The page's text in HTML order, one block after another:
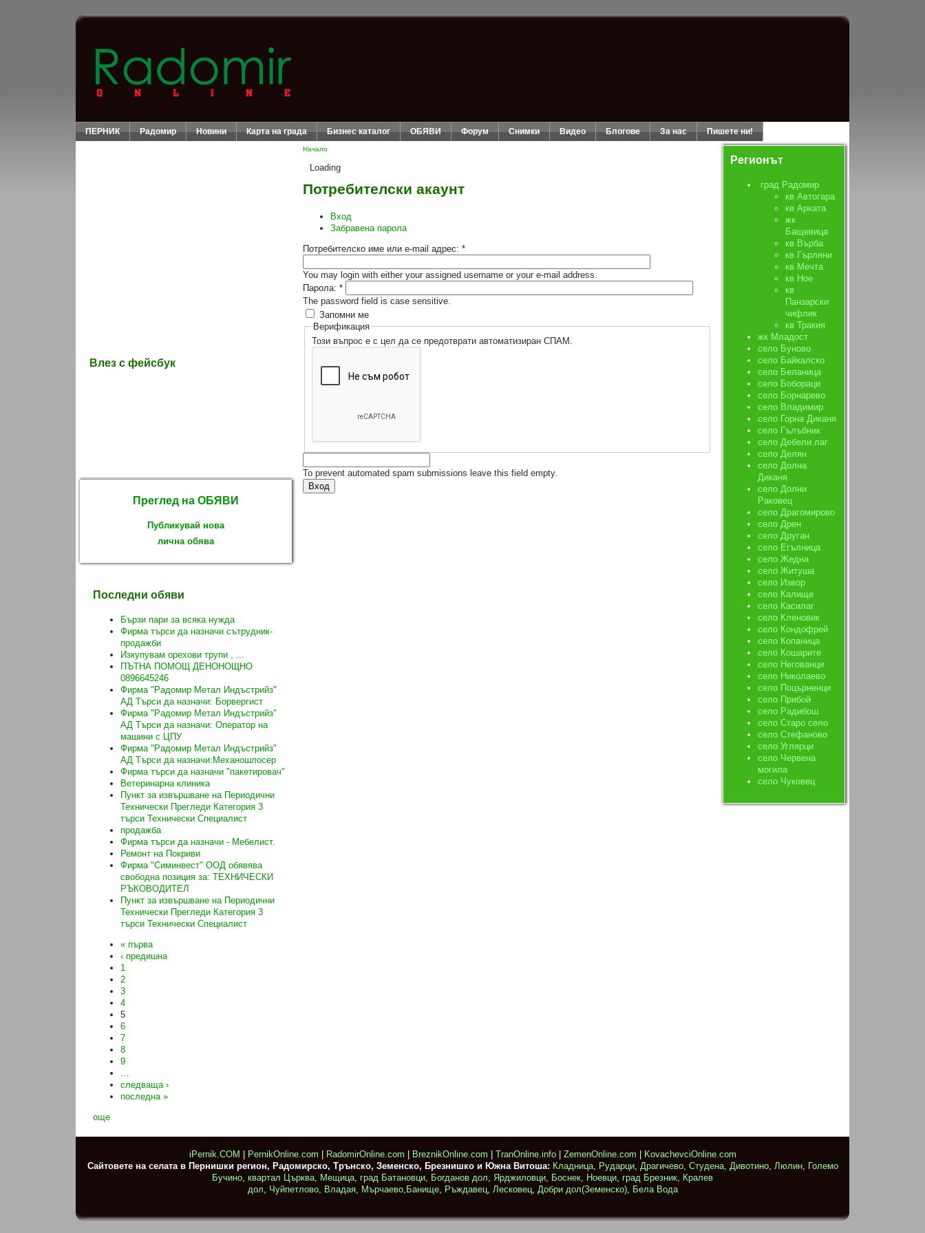
ПЕРНИК Радомир Новини Карта на града Бизнес каталог ОБЯВИ Форум Снимки Видео Блогове За нас Пишете ни!
Влез с фейсбук
Преглед на ОБЯВИ
Публикувай нова
лична обява
Последни обяви
Бързи пари за всяка нужда
Фирма търси да назначи сътрудник-
продажби
Изкупувам орехови трупи , ...
ПЪТНА ПОМОЩ ДЕНОНОЩНО
0896645246
Фирма "Радомир Метал Индъстрийз"
АД Търси да назначи: Борвергист
Фирма "Радомир Метал Индъстрийз"
АД Търси да назначи: Оператор на
машини с ЦПУ
Фирма "Радомир Метал Индъстрийз"
АД Търси да назначи:Механошлосер
Фирма търси да назначи "пакетировач"
Ветеринарна клиника
Пункт за извършване на Периодични
Технически Прегледи Категория 3
търси Технически Специалист
продажба
Фирма търси да назначи - Мебелист.
Ремонт на Покриви
Фирма "Симинвест" ООД обявява
свободна позиция за: ТЕХНИЧЕСКИ
РЪКОВОДИТЕЛ
Пункт за извършване на Периодични
Технически Прегледи Категория 3
търси Технически Специалист
« първа
‹ предишна
1
2
3
4
5
6
7
8
9
…
следваща ›
последна »
още
Начало
Loading
Потребителски акаунт
Вход
Забравена парола
Потребителско име или e-mail адрес: *
You may login with either your assigned username or your e-mail address.
Парола: *
The password field is case sensitive.
Запомни ме
Верификация
Този въпрос е с цел да се предотврати автоматизиран СПАМ.
To prevent automated spam submissions leave this field empty.
Регионът
град Радомир
кв Автогара
кв Арката
жк
Бащевица
кв Върба
кв Гърляни
кв Мечта
кв Ное
кв
Панзарски
чифлик
кв Тракия
жк Младост
село Буново
село Байкалско
село Беланица
село Бобораци
село Борнарево
село Владимир
село Горна Диканя
село Гълъбник
село Дебели лаг
село Делян
село Долна
Диканя
село Долни
Раковец
село Драгомирово
село Дрен
село Друган
село Егълница
село Жедна
село Житуша
село Извор
село Калище
село Касилаг
село Кленовик
село Кондофрей
село Копаница
село Кошарите
село Негованци
село Николаево
село Поцърненци
село Прибой
село Радибош
село Старо село
село Стефаново
село Углярци
село Червена
могила
село Чуковец
iPernik.COM PernikOnline.com RadomirOnline.com BreznikOnline.com TranOnline.info| ZemenOnline.com
KovachevciOnline.com
Сайтовете на селата в Пернишки регион, Радомирско, Трънско, Земенско, Брезнишко и Южна Витоша: Кладница, Рударци, Драгичево, Студена, Дивотино, Люлин,
Големо
Бучино квартал Църква Мещица град Батановци Богданов дол Ярджиловци Боснек Ноевци град Брезник
Кралев
дол
Чуйпетлово, Владая, Мърчаево, Банище, Ръждавец, Лесковец, Добри дол(Земенско), Бела Вода